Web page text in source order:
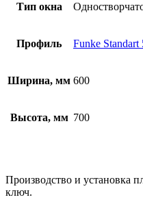
Тип окна
Профиль Funke Standart
Ширина, мм 600
Высота, мм 700
Производство и установка
ключ.